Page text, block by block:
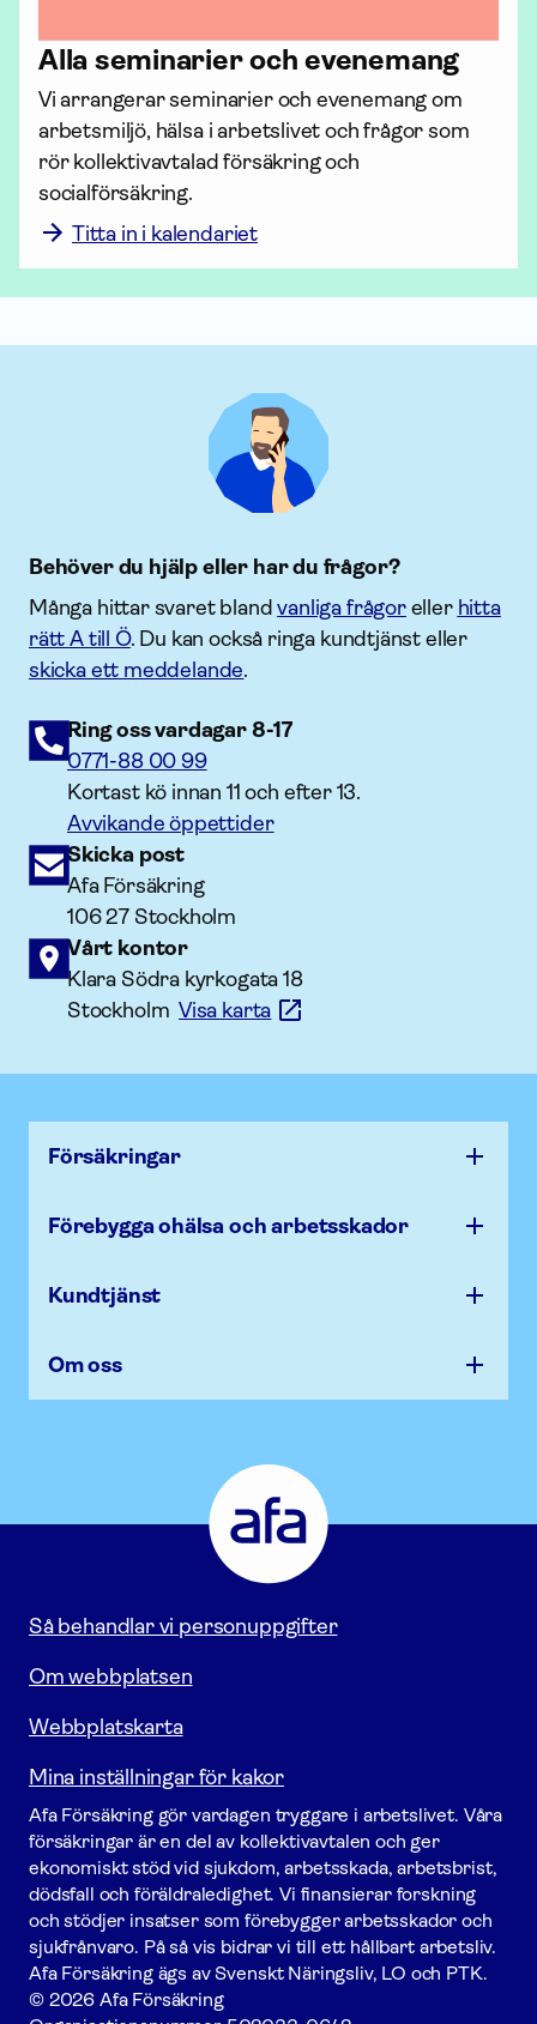
Alla seminarier och evenemang
Vi arrangerar seminarier och evenemang om
arbetsmiljö, hälsa i arbetslivet och frågor som
rör kollektiv­avtalad för­säkring och
socialförsäkring.
Titta in i kalendariet
Behöver du hjälp eller har du frågor?
Många hittar svaret blandvanliga frågoreller hitta
rätt A till Ö. Du kan också ringa kundtjänst eller
skicka ett meddelande.
Ring oss vardagar 8-17
0771-88 00 99
Kortast kö innan 11 och efter 13.
Avvikande öppettider
Skicka post
Afa Försäkring
106 27 Stockholm
Vårt kontor
Klara Södra kyrkogata 18
StockholmVisa karta
Försäk­ringar
Förebygga ohälsa och arbets­skador
Kundtjänst
Om oss
Försäkring
Gå
till
startsidan
Så behandlar vi personuppgifter
Om webbplatsen
Webbplatskarta
Mina inställningar för kakor
Afa För­säkring gör vardagen tryggare i arbetslivet. Våra
försäk­ringar är en del av kollektivavtalen och ger
ekonomiskt stöd vid sjukdom, arbetsskada, arbetsbrist,
dödsfall och föräldraledighet. Vi finansierar forskning
och stödjer insatser som förebygger arbets­skador och
sjukfrånvaro. På så vis bidrar vi till ett hållbart arbetsliv.
Afa För­säkring ägs av Svenskt Näringsliv, LO och PTK.
© 2026 Afa Försäkring